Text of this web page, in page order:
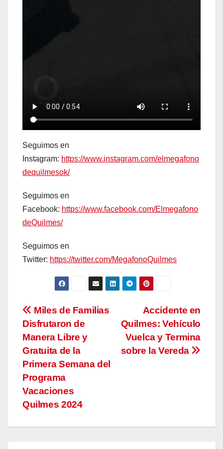
Seguimos en
Instagram: https://www.instagram.com/elmegafono
dequilmesok/
Seguimos en
Facebook: https://www.facebook.com/Elmegafono
deQuilmes/
Seguimos en
Twitter: https://twitter.com/MegafonoQuilmes
Navegación
de
entradas
Accidente en
Quilmes: Vehículo
Vuelca y Termina
sobre la Vereda
Miles de Familias
Disfrutaron de
Manera Libre y
Gratuita de la
Primera Semana del
Programa
Vacaciones
Quilmes 2024